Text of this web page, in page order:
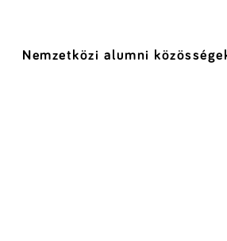
Nemzetközi alumni